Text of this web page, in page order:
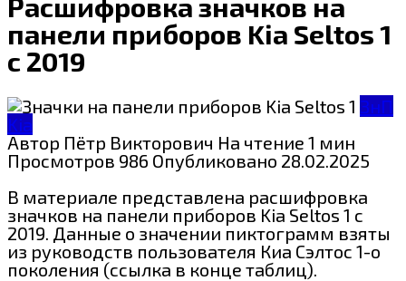
панели приборов Kia Seltos 1
c 2019
ЗнП
Kia
Автор Пётр Викторович На чтение 1 мин
Просмотров 986 Опубликовано 28.02.2025
В материале представлена расшифровка
значков на панели приборов Kia Seltos 1 c
2019. Данные о значении пиктограмм взяты
из руководств пользователя Киа Сэлтос 1-о
поколения (ссылка в конце таблиц).